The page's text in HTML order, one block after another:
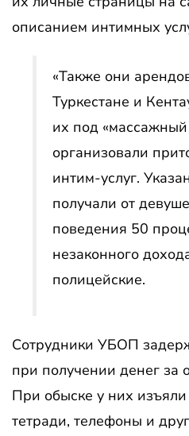
описанием интимных
«Также они
Туркестане и
их под «массажный
организовали
интим-услуг.
получали от
поведения 50
незаконного
полицейские.
Сотрудники УБОП
при получении денег за
При обыске у них
тетради, телефоны и